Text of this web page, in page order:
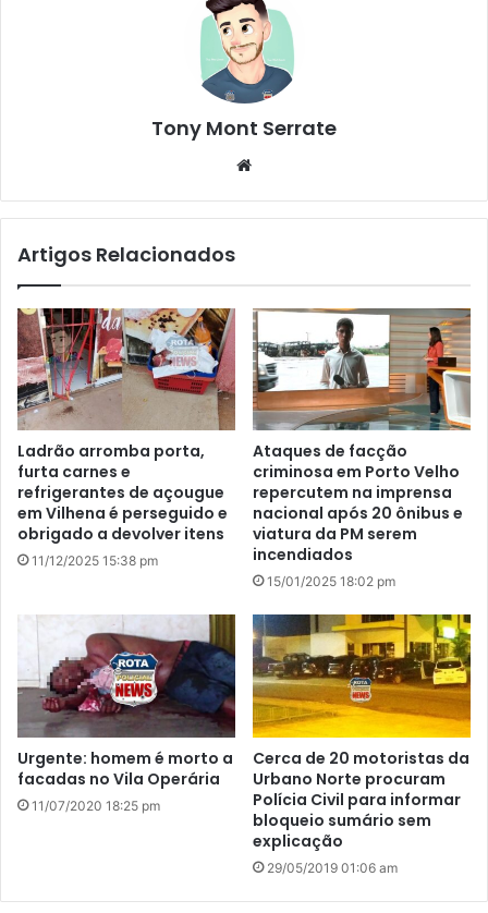
Tony Mont Serrate
te
Artigos Relacionados
Ladrão arromba porta,
furta carnes e
refrigerantes de açougue
em Vilhena é perseguido e
obrigado a devolver itens
11/12/2025 15:38 pm
Ataques de facção
criminosa em Porto Velho
repercutem na imprensa
nacional após 20 ônibus e
viatura da PM serem
incendiados
15/01/2025 18:02 pm
Urgente: homem é morto a
facadas no Vila Operária
11/07/2020 18:25 pm
Cerca de 20 motoristas da
Urbano Norte procuram
Polícia Civil para informar
bloqueio sumário sem
explicação
29/05/2019 01:06 am